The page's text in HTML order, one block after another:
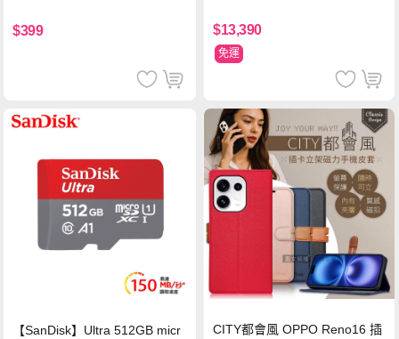
$399 $13,390
免運
【SanDisk】Ultra 512GB micr
CITY都會風 OPPO Reno16 插